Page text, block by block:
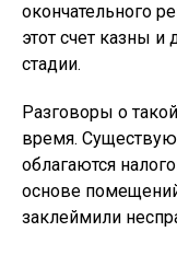
окончательного
этот счет казны и
стадии.
Разговоры о
время.
облагаются
основе
заклеймили